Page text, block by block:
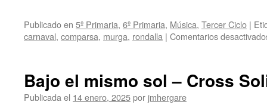
Publicado en 5º Primaria, 6º Primaria, Música, Tercer Ciclo |
carnaval, comparsa, murga, rondalla | Comentarios
Bajo el mismo sol – Cross
Publicada el 14 enero, 2025por jmhergare